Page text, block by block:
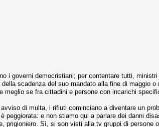
i governi democristiani; per contentare tutti,
scadenza del suo mandato alla fine di maggio
meglio se fra cittadini e persone con incarichi
di multa, i rifiuti cominciano a diventare un
e non stiamo qui a parlare dei danni
prigioniero. Sì, si son visti alla tv gruppi di